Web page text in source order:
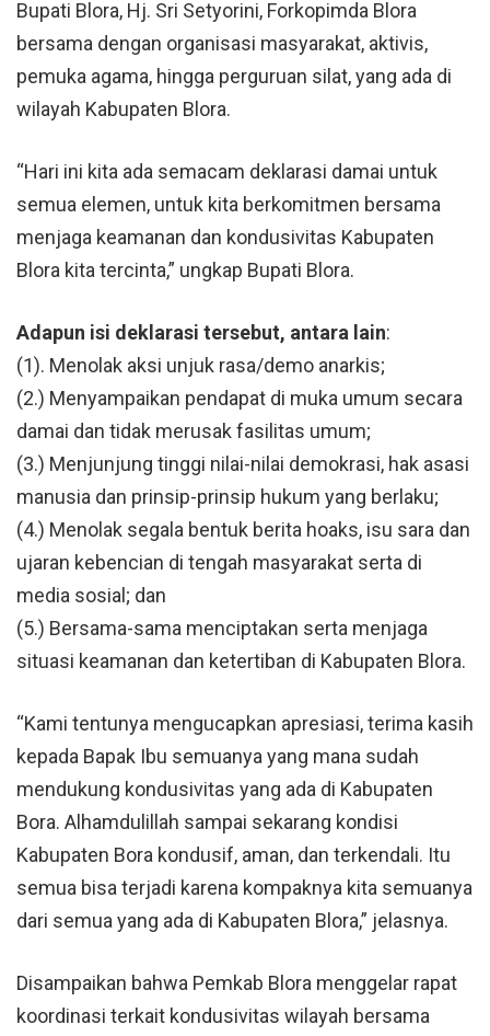
Bupati Blora, Hj. Sri Setyorini, Forkopimda Blora
bersama dengan organisasi masyarakat, aktivis,
pemuka agama, hingga perguruan silat, yang ada di
wilayah Kabupaten Blora.
“Hari ini kita ada semacam deklarasi damai untuk
semua elemen, untuk kita berkomitmen bersama
menjaga keamanan dan kondusivitas Kabupaten
Blora kita tercinta,” ungkap Bupati Blora.
Adapun isi deklarasi tersebut, antara lain:
(1). Menolak aksi unjuk rasa/demo anarkis;
(2.) Menyampaikan pendapat di muka umum secara
damai dan tidak merusak fasilitas umum;
(3.) Menjunjung tinggi nilai-nilai demokrasi, hak asasi
manusia dan prinsip-prinsip hukum yang berlaku;
(4.) Menolak segala bentuk berita hoaks, isu sara dan
ujaran kebencian di tengah masyarakat serta di
media sosial; dan
(5.) Bersama-sama menciptakan serta menjaga
situasi keamanan dan ketertiban di Kabupaten Blora.
“Kami tentunya mengucapkan apresiasi, terima kasih
kepada Bapak Ibu semuanya yang mana sudah
mendukung kondusivitas yang ada di Kabupaten
Bora. Alhamdulillah sampai sekarang kondisi
Kabupaten Bora kondusif, aman, dan terkendali. Itu
semua bisa terjadi karena kompaknya kita semuanya
dari semua yang ada di Kabupaten Blora,” jelasnya.
Disampaikan bahwa Pemkab Blora menggelar rapat
koordinasi terkait kondusivitas wilayah bersama